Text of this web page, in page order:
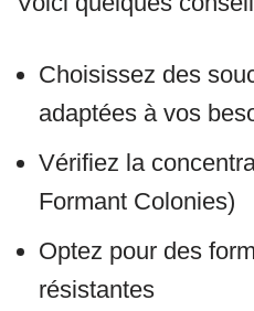
Choisissez des
adaptées à vos
Vérifiez la
Formant Colonies)
Optez pour des
résistantes